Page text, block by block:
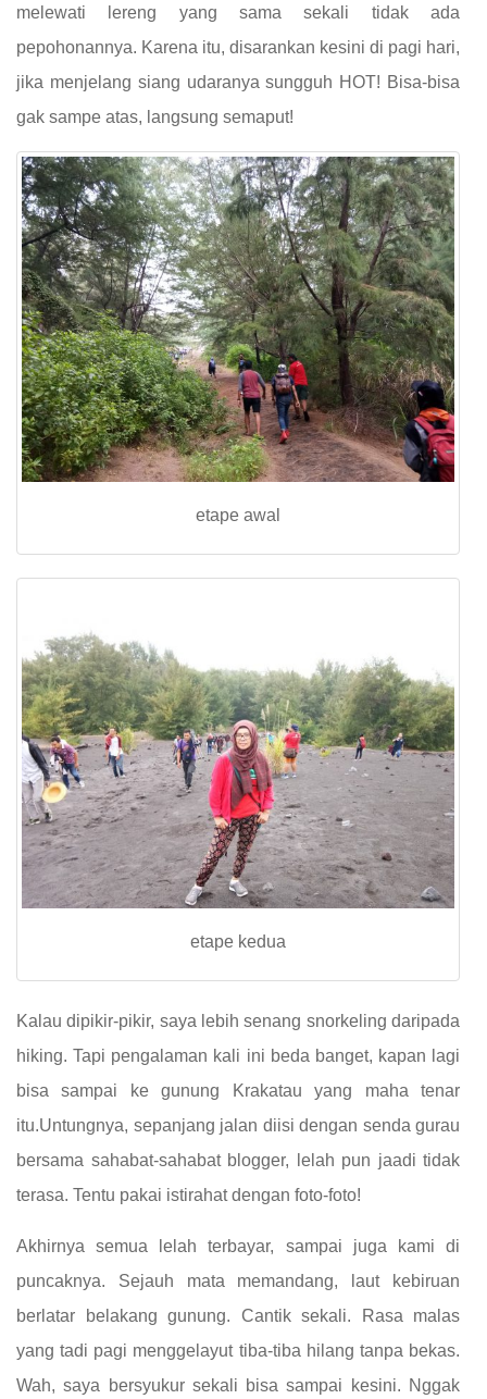
melewati lereng yang sama sekali tidak ada
pepohonannya. Karena itu, disarankan kesini di pagi hari,
jika menjelang siang udaranya sungguh HOT! Bisa-bisa
gak sampe atas, langsung semaput!
etape awal
etape kedua
Kalau dipikir-pikir, saya lebih senang snorkeling daripada
hiking. Tapi pengalaman kali ini beda banget, kapan lagi
bisa sampai ke gunung Krakatau yang maha tenar
itu.Untungnya, sepanjang jalan diisi dengan senda gurau
bersama sahabat-sahabat blogger, lelah pun jaadi tidak
terasa. Tentu pakai istirahat dengan foto-foto!
Akhirnya semua lelah terbayar, sampai juga kami di
puncaknya. Sejauh mata memandang, laut kebiruan
berlatar belakang gunung. Cantik sekali. Rasa malas
yang tadi pagi menggelayut tiba-tiba hilang tanpa bekas.
Wah, saya bersyukur sekali bisa sampai kesini. Nggak